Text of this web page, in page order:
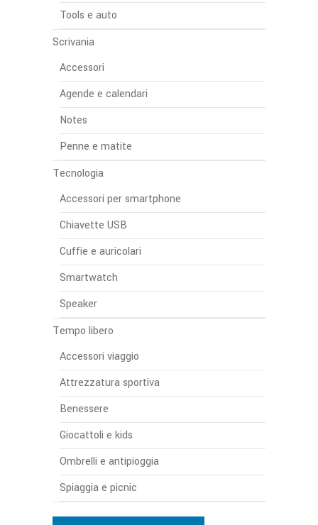
Tools e auto
Scrivania
Accessori
Agende e calendari
Notes
Penne e matite
Tecnologia
Accessori per smartphone
Chiavette USB
Cuffie e auricolari
Smartwatch
Speaker
Tempo libero
Accessori viaggio
Attrezzatura sportiva
Benessere
Giocattoli e kids
Ombrelli e antipioggia
Spiaggia e picnic